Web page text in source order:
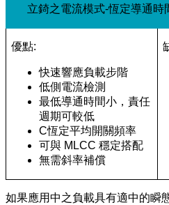
立錡之電流模式-恆定導通時
優點:
快速響應負載步階
低側電流檢測
最低導通時間小，責任
週期可較低
C恆定平均開關頻率
可與 MLCC 穩定搭配
無需斜率補償
如果應用中之負載具有適中的瞬